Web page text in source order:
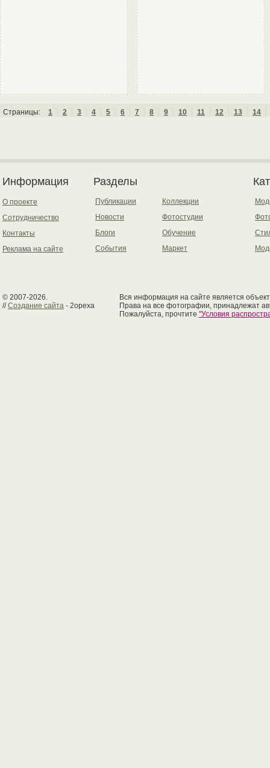
Страницы: 1 2 3 4 5 6 7 8 9 10 11 12 13 14
Информация
О проекте
Сотрудничество
Контакты
Реклама на сайте
Разделы
Публикации
Новости
Блоги
События
Коллекции
Фотостудии
Обучение
Маркет
© 2007-2026.
//Создание сайта - 2opexa
Вся информация на сайте является
Права на все фотографии, принадлежат
Пожалуйста, прочтите "Условия